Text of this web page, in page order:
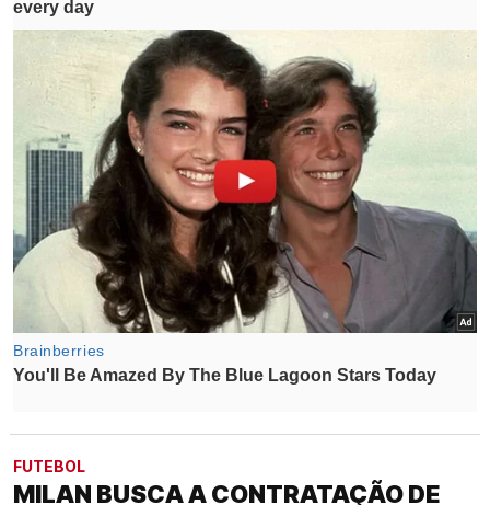
FUTEBOL
MILAN BUSCA A CONTRATAÇÃO DE